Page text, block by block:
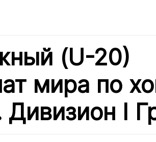
(U-20)
мира по
I